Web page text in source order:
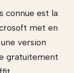
connue est la
met en
version
gratuitement